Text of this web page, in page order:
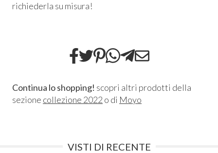
richiederla su misura!
Continua lo shopping! scopri altri prodotti della
sezione collezione 2022 o di Moyo
VISTI DI RECENTE